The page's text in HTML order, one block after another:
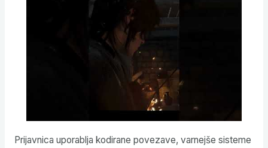
Prijavnica uporablja kodirane povezave, varnejše sisteme